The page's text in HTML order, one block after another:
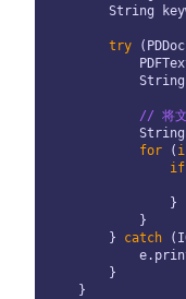
String
try
// 将文
for (
if
                }
            }
        }
catch
        }
    }